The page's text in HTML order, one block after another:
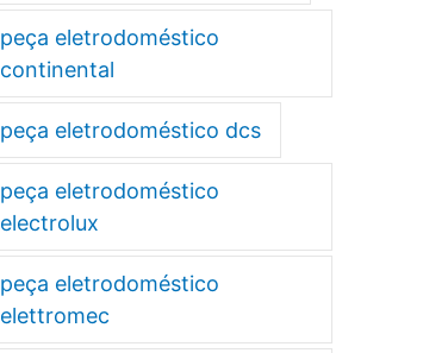
peça eletrodoméstico
continental
peça eletrodoméstico dcs
peça eletrodoméstico
electrolux
peça eletrodoméstico
elettromec